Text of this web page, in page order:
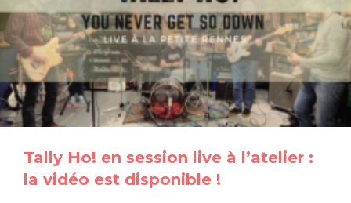
Tally Ho! en session live à l’atelier :
la vidéo est disponible !